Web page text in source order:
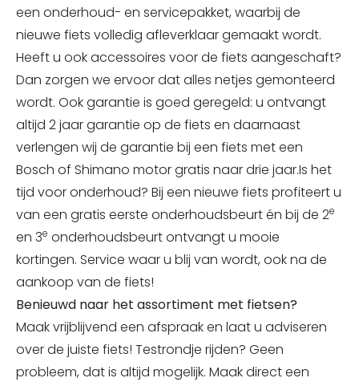
een onderhoud- en servicepakket, waarbij de
nieuwe fiets volledig afleverklaar gemaakt wordt.
Heeft u ook accessoires voor de fiets aangeschaft?
Dan zorgen we ervoor dat alles netjes gemonteerd
wordt. Ook garantie is goed geregeld: u ontvangt
altijd 2 jaar garantie op de fiets en daarnaast
verlengen wij de garantie bij een fiets met een
Bosch of Shimano motor gratis naar drie jaar.Is het
tijd voor onderhoud? Bij een nieuwe fiets profiteert u
van een gratis eerste onderhoudsbeurt én bij de 2e
en 3e onderhoudsbeurt ontvangt u mooie
kortingen. Service waar u blij van wordt, ook na de
aankoop van de fiets!
Benieuwd naar het assortiment met fietsen?
Maak vrijblijvend een afspraak en laat u adviseren
over de juiste fiets! Testrondje rijden? Geen
probleem, dat is altijd mogelijk. Maak direct een